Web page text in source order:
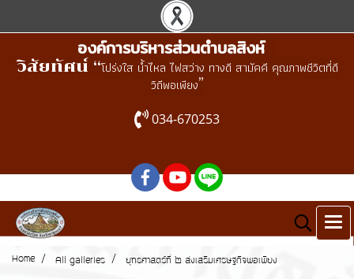
องค์การบริหารส่วนตำบลสิงห์
วิสัยทัศน์ “โปร่งใส น้ำไหล ไฟสว่าง ทางดี สามัคคี คุณภาพชีวิตที่ดี
วิถีพอเพียง”
034-670253
Home All galleries ยุทธศาสตร์ที่ ๒ ส่งเสริมเศรษฐกิจพอเพียง